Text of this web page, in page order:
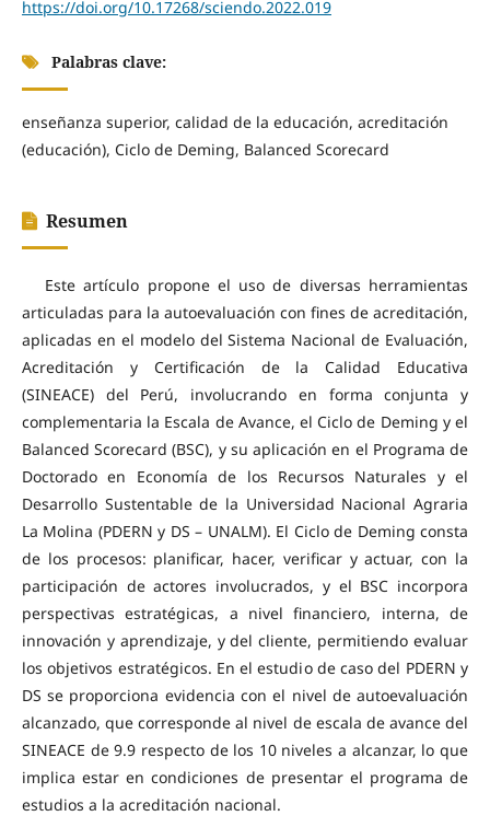
https://doi.org/10.17268/sciendo.2022.019
Palabras clave:
enseñanza superior, calidad de la educación, acreditación
(educación), Ciclo de Deming, Balanced Scorecard
Resumen
Este artículo propone el uso de diversas herramientas
articuladas para la autoevaluación con fines de acreditación,
aplicadas en el modelo del Sistema Nacional de Evaluación,
Acreditación y Certificación de la Calidad Educativa
(SINEACE) del Perú, involucrando en forma conjunta y
complementaria la Escala de Avance, el Ciclo de Deming y el
Balanced Scorecard (BSC), y su aplicación en el Programa de
Doctorado en Economía de los Recursos Naturales y el
Desarrollo Sustentable de la Universidad Nacional Agraria
La Molina (PDERN y DS – UNALM). El Ciclo de Deming consta
de los procesos: planificar, hacer, verificar y actuar, con la
participación de actores involucrados, y el BSC incorpora
perspectivas estratégicas, a nivel financiero, interna, de
innovación y aprendizaje, y del cliente, permitiendo evaluar
los objetivos estratégicos. En el estudio de caso del PDERN y
DS se proporciona evidencia con el nivel de autoevaluación
alcanzado, que corresponde al nivel de escala de avance del
SINEACE de 9.9 respecto de los 10 niveles a alcanzar, lo que
implica estar en condiciones de presentar el programa de
estudios a la acreditación nacional.